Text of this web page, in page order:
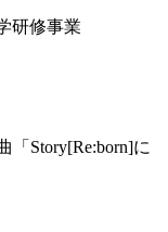
研修事業
Story[Re:born]に